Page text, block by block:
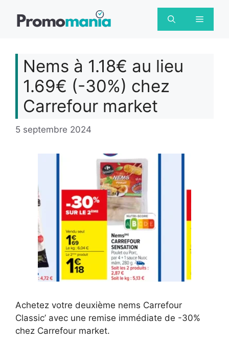
Menu
Nems à 1.18€ au lieu
1.69€ (-30%) chez
Carrefour market
5 septembre 2024
Achetez votre deuxième nems Carrefour
Classic’ avec une remise immédiate de -30%
chez Carrefour market.